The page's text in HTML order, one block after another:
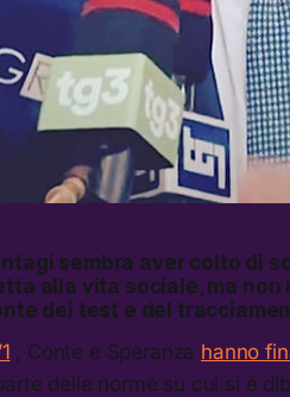
sembra aver colto di
alla vita sociale, ma
dei test e del
, Conte e Speranza hanno
delle norme su cui si è